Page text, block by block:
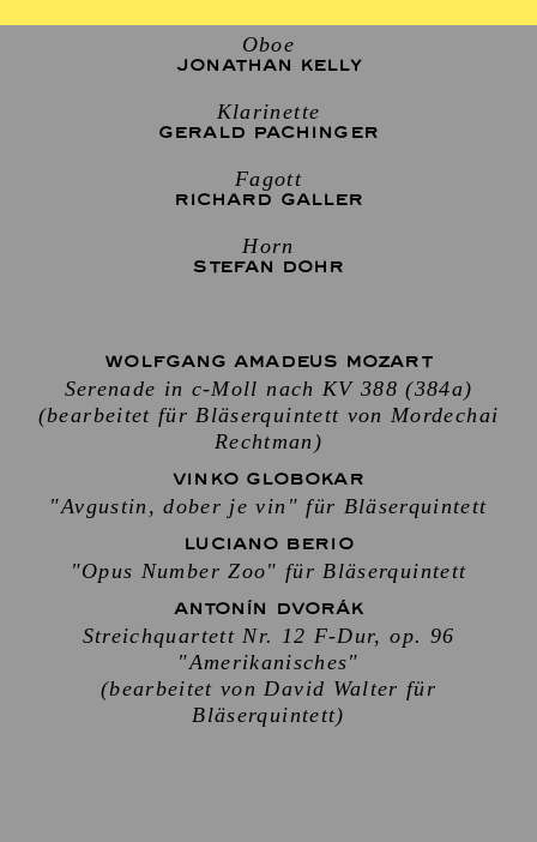
Oboe
JONATHAN KELLY
Klarinette
GERALD PACHINGER
Fagott
RICHARD GALLER
Horn
STEFAN DOHR
WOLFGANG AMADEUS MOZART
Serenade in c-Moll nach KV 388 (384a)
(bearbeitet für Bläserquintett von Mordechai
Rechtman)
VINKO GLOBOKAR
"Avgustin, dober je vin" für Bläserquintett
LUCIANO BERIO
"Opus Number Zoo" für Bläserquintett
ANTONÍN DVORÁK
Streichquartett Nr. 12 F-Dur, op. 96
"Amerikanisches"
(bearbeitet von David Walter für
Bläserquintett)